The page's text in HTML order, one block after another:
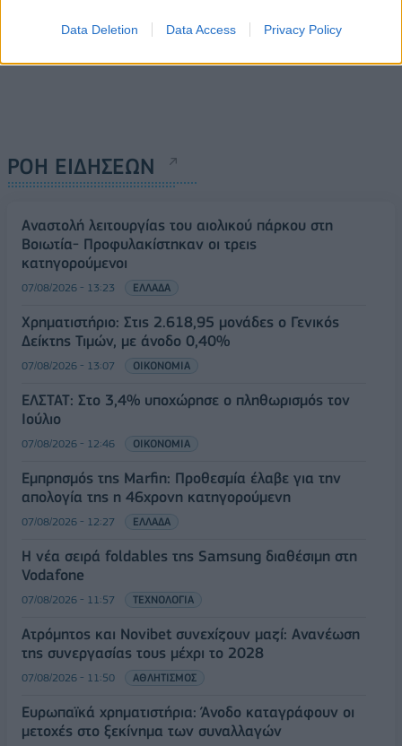
Data Deletion Data Access Privacy Policy
ΡΟΗ ΕΙΔΗΣΕΩΝ
Αναστολή λειτουργίας του αιολικού πάρκου στη
Βοιωτία- Προφυλακίστηκαν οι τρεις
κατηγορούμενοι
07/08/2026 - 13:23 ΕΛΛΑΔΑ
Χρηματιστήριο: Στις 2.618,95 μονάδες ο Γενικός
Δείκτης Τιμών, με άνοδο 0,40%
07/08/2026 - 13:07 ΟΙΚΟΝΟΜΙΑ
ΕΛΣΤΑΤ: Στο 3,4% υποχώρησε ο πληθωρισμός τον
Ιούλιο
07/08/2026 - 12:46 ΟΙΚΟΝΟΜΙΑ
Εμπρησμός της Marfin: Προθεσμία έλαβε για την
απολογία της η 46χρονη κατηγορούμενη
07/08/2026 - 12:27 ΕΛΛΑΔΑ
Η νέα σειρά foldables της Samsung διαθέσιμη στη
Vodafone
07/08/2026 - 11:57 ΤΕΧΝΟΛΟΓΙΑ
Ατρόμητος και Novibet συνεχίζουν μαζί: Ανανέωση
της συνεργασίας τους μέχρι το 2028
07/08/2026 - 11:50 ΑΘΛΗΤΙΣΜΟΣ
Ευρωπαϊκά χρηματιστήρια: Άνοδο καταγράφουν οι
μετοχές στο ξεκίνημα των συναλλαγών